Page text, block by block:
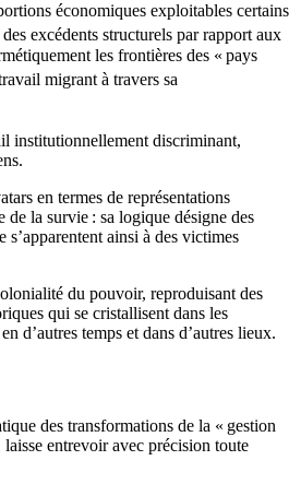
économiques exploitables certains
excédents structurels par rapport aux
les frontières des « pays
migrant à travers sa
institutionnellement discriminant,
en termes de représentations
la survie : sa logique désigne des
ainsi à des victimes
du pouvoir, reproduisant des
qui se cristallisent dans les
d’autres temps et dans d’autres lieux.
des transformations de la « gestion
entrevoir avec précision toute